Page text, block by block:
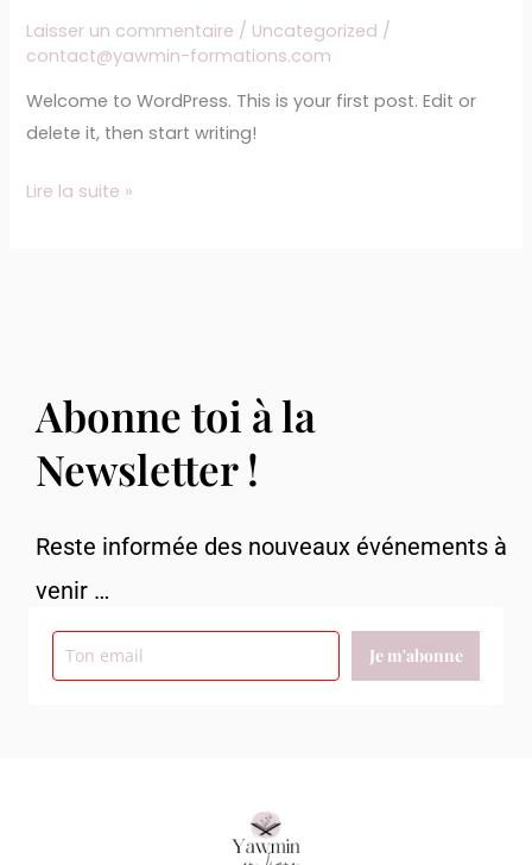
Laisser un commentaire / Uncategorized /
contact@yawmin-formations.com
Welcome to WordPress. This is your first post. Edit or
delete it, then start writing!
Lire la suite »
Abonne toi à la
Newsletter !
Reste informée des nouveaux événements à
venir …
Je m'abonne